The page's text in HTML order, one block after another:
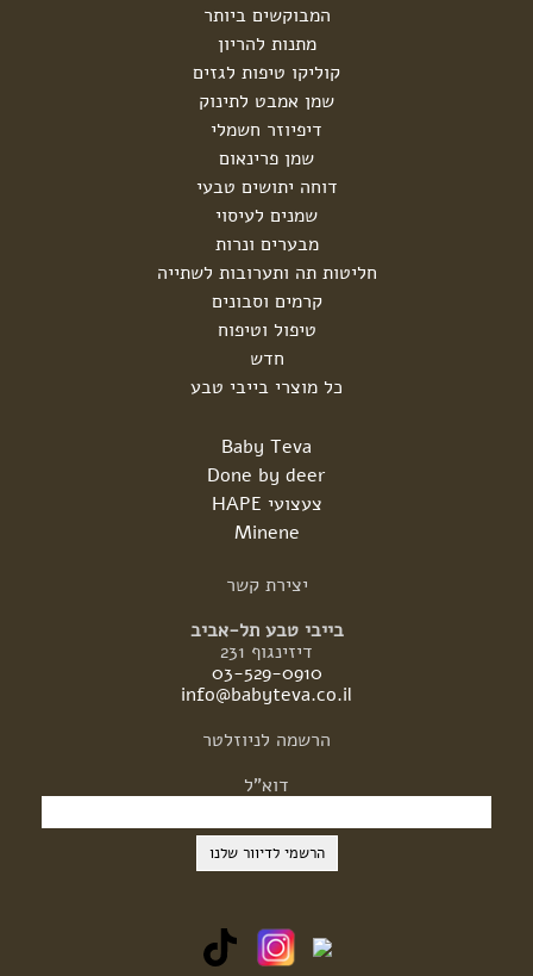
המבוקשים ביותר
מתנות להריון
קוליקו טיפות לגזים
שמן אמבט לתינוק
דיפיוזר חשמלי
שמן פרינאום
דוחה יתושים טבעי
שמנים לעיסוי
מבערים ונרות
חליטות תה ותערובות לשתייה
קרמים וסבונים
טיפול וטיפוח
חדש
כל מוצרי בייבי טבע
Baby Teva
Done by deer
צעצועי HAPE
Minene
יצירת קשר
בייבי טבע תל-אביב
דיזינגוף 231
03-529-0910
info@babyteva.co.il
הרשמה לניוזלטר
דוא"ל